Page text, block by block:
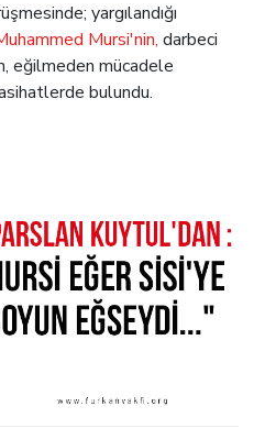
yargılandığı
Mursi'nin, darbeci
eğilmeden mücadele
bulundu.